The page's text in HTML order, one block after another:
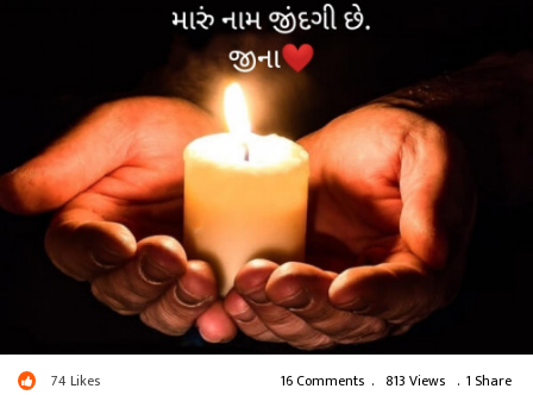
74Likes 16 Comments . 813 Views . 1 Share